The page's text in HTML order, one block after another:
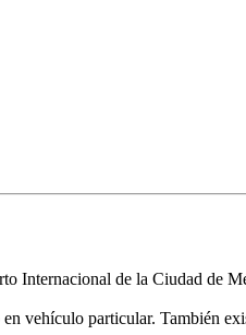
de la Ciudad de
vehículo particular. También